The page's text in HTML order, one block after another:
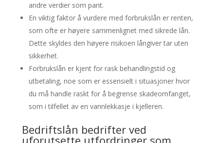
andre verdier som pant.
En viktig faktor å vurdere med forbrukslån er renten,
som ofte er høyere sammenlignet med sikrede lån.
Dette skyldes den høyere risikoen långiver tar uten
sikkerhet.
Forbrukslån er kjent for rask behandlingstid og
utbetaling, noe som er essensielt i situasjoner hvor
du må handle raskt for å begrense skadeomfanget,
som i tilfellet av en vannlekkasje i kjelleren.
Bedriftslån bedrifter ved